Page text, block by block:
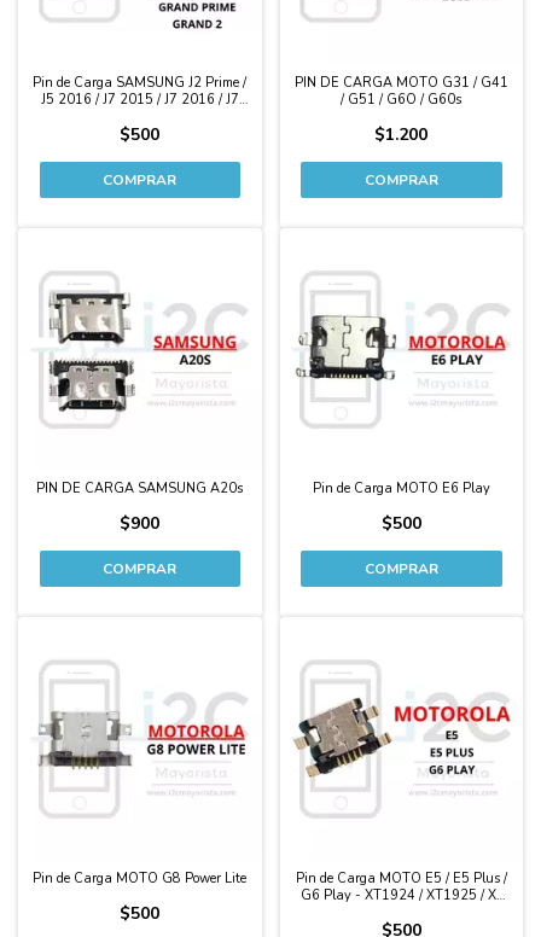
Pin de Carga SAMSUNG J2 Prime /
J5 2016 / J7 2015 / J7 2016 / J7
Prime / Grand 2
$500
PIN DE CARGA MOTO G31 / G41
/ G51 / G6O / G60s
$1.200
PIN DE CARGA SAMSUNG A20s
$900
Pin de Carga MOTO E6 Play
$500
Pin de Carga MOTO G8 Power Lite
$500
Pin de Carga MOTO E5 / E5 Plus /
G6 Play - XT1924 / XT1925 / Xt
$500